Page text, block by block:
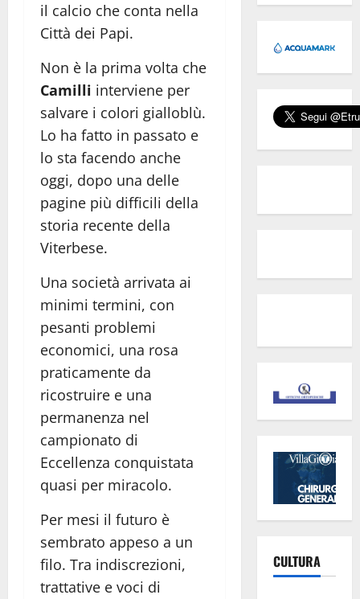
il calcio che conta nella
Città dei Papi.
Non è la prima volta che
Camilli interviene per
salvare i colori gialloblù.
Lo ha fatto in passato e
lo sta facendo anche
oggi, dopo una delle
pagine più difficili della
storia recente della
Viterbese.
Una società arrivata ai
minimi termini, con
pesanti problemi
economici, una rosa
praticamente da
ricostruire e una
permanenza nel
campionato di
Eccellenza conquistata
quasi per miracolo.
Per mesi il futuro è
sembrato appeso a un
filo. Tra indiscrezioni,
trattative e voci di
CULTURA